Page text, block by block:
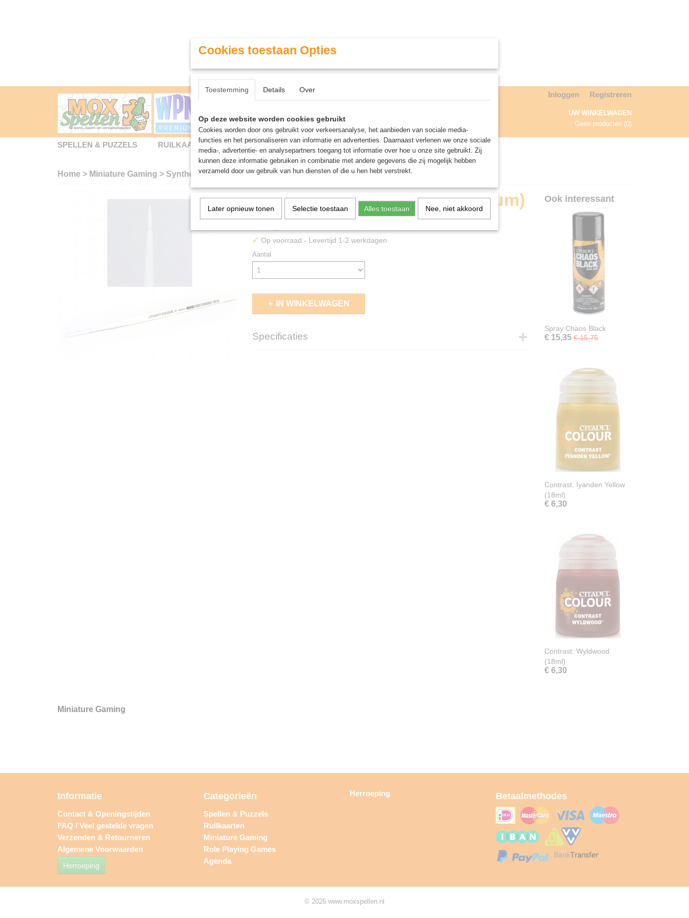
Contact & Openingstijden Inloggen Registreren
UW WINKELWAGEN
Geen producten (0)
SPELLEN & PUZZELS RUILKAARTEN MINIATURE GAMING ROLE PLAYING GAMES AGENDA
Home > Miniature Gaming > Synthetic Shade Brush (Medium)
Synthetic Shade Brush (Medium)
€ 6,50
✓ Op voorraad - Levertijd 1-2 werkdagen
Aantal
IN WINKELWAGEN
Specificaties
Ook interessant
Spray Chaos Black
€ 15,35 € 15,75
Contrast: Iyanden Yellow
(18ml)
€ 6,30
Contrast: Wyldwood
(18ml)
€ 6,30
Miniature Gaming
Informatie
Contact & Openingstijden
FAQ / Veel gestelde vragen
Verzenden & Retourneren
Algemene Voorwaarden
Herroeping
Categorieën
Spellen & Puzzels
Ruilkaarten
Miniature Gaming
Role Playing Games
Agenda
Herroeping Betaalmethodes
© 2026 www.moxspellen.nl
Cookies toestaan Opties
Toestemming Details Over
Op deze website worden cookies gebruikt
Cookies worden door ons gebruikt voor verkeersanalyse, het aanbieden van sociale media-
functies en het personaliseren van informatie en advertenties. Daarnaast verlenen we onze sociale
media-, advertentie- en analysepartners toegang tot informatie over hoe u onze site gebruikt. Zij
kunnen deze informatie gebruiken in combinatie met andere gegevens die zij mogelijk hebben
verzameld door uw gebruik van hun diensten of die u hen hebt verstrekt.
Later opnieuw tonen Selectie toestaan Alles toestaan Nee, niet akkoord